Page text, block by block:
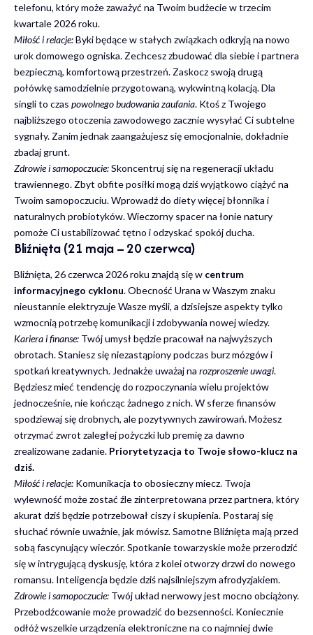
telefonu, który może zaważyć na Twoim budżecie w trzecim
kwartale 2026 roku.
Miłość i relacje:Byki będące w stałych związkach odkryją na nowo
urok domowego ogniska. Zechcesz zbudować dla siebie i partnera
bezpieczną, komfortową przestrzeń. Zaskocz swoją drugą
połówkę samodzielnie przygotowaną, wykwintną kolacją. Dla
singli to czas powolnego budowania zaufania. Ktoś z Twojego
najbliższego otoczenia zawodowego zacznie wysyłać Ci subtelne
sygnały. Zanim jednak zaangażujesz się emocjonalnie, dokładnie
zbadaj grunt.
Zdrowie i samopoczucie:Skoncentruj się na regeneracji układu
trawiennego. Zbyt obfite posiłki mogą dziś wyjątkowo ciążyć na
Twoim samopoczuciu. Wprowadź do diety więcej błonnika i
naturalnych probiotyków. Wieczorny spacer na łonie natury
pomoże Ci ustabilizować tętno i odzyskać spokój ducha.
Bliźnięta (21 maja – 20 czerwca)
Bliźnięta, 26 czerwca 2026 roku znajdą się w centrum
informacyjnego cyklonu. Obecność Urana w Waszym znaku
nieustannie elektryzuje Wasze myśli, a dzisiejsze aspekty tylko
wzmocnią potrzebę komunikacji i zdobywania nowej wiedzy.
Kariera i finanse: Twój umysł będzie pracował na najwyższych
obrotach. Staniesz się niezastąpiony podczas burz mózgów i
spotkań kreatywnych. Jednakże uważaj na rozproszenie uwagi.
Będziesz mieć tendencję do rozpoczynania wielu projektów
jednocześnie, nie kończąc żadnego z nich. W sferze finansów
spodziewaj się drobnych, ale pozytywnych zawirowań. Możesz
otrzymać zwrot zaległej pożyczki lub premię za dawno
zrealizowane zadanie. Priorytetyzacja to Twoje słowo-klucz na
dziś.
Miłość i relacje: Komunikacja to obosieczny miecz. Twoja
wylewność może zostać źle zinterpretowana przez partnera, który
akurat dziś będzie potrzebował ciszy i skupienia. Postaraj się
słuchać równie uważnie, jak mówisz. Samotne Bliźnięta mają przed
sobą fascynujący wieczór. Spotkanie towarzyskie może przerodzić
się w intrygującą dyskusję, która z kolei otworzy drzwi do nowego
romansu. Inteligencja będzie dziś najsilniejszym afrodyzjakiem.
Zdrowie i samopoczucie: Twój układ nerwowy jest mocno obciążony.
Przebodźcowanie może prowadzić do bezsenności. Koniecznie
odłóż wszelkie urządzenia elektroniczne na co najmniej dwie